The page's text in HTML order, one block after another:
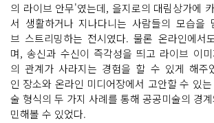
의 라이브 안무'였는데, 을지로의 대림상가에
서 생활하거나 지나다니는 사람들의 모습을
브 스트리밍하는 전시였다. 물론 온라인에서
며, 송신과 수신이 즉각성을 띄고 라이브 이
의 관계가 사라지는 경험을 할 수 있게 해주
인 장소와 온라인 미디어장에서 고안할 수 있
술 형식의 두 가지 사례를 통해 공공미술의 경
민해볼 수 있었다.